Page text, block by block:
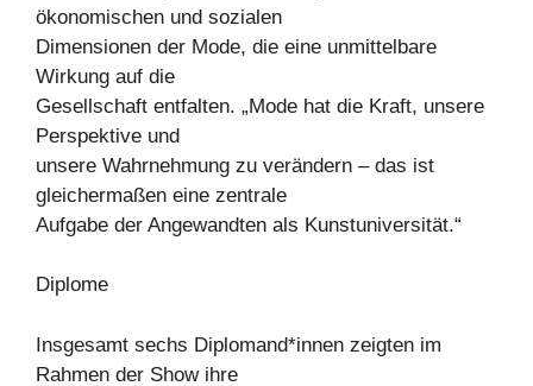
ökonomischen und sozialen
Dimensionen der Mode, die eine unmittelbare
Wirkung auf die
Gesellschaft entfalten. „Mode hat die Kraft, unsere
Perspektive und
unsere Wahrnehmung zu verändern – das ist
gleichermaßen eine zentrale
Aufgabe der Angewandten als Kunstuniversität.“
Diplome
Insgesamt sechs Diplomand*innen zeigten im
Rahmen der Show ihre